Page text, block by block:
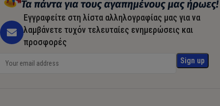
Εγγραφείτε στη λίστα αλληλογραφίας μας για να
λαμβάνετε τυχόν τελευταίες ενημερώσεις και
προσφορές